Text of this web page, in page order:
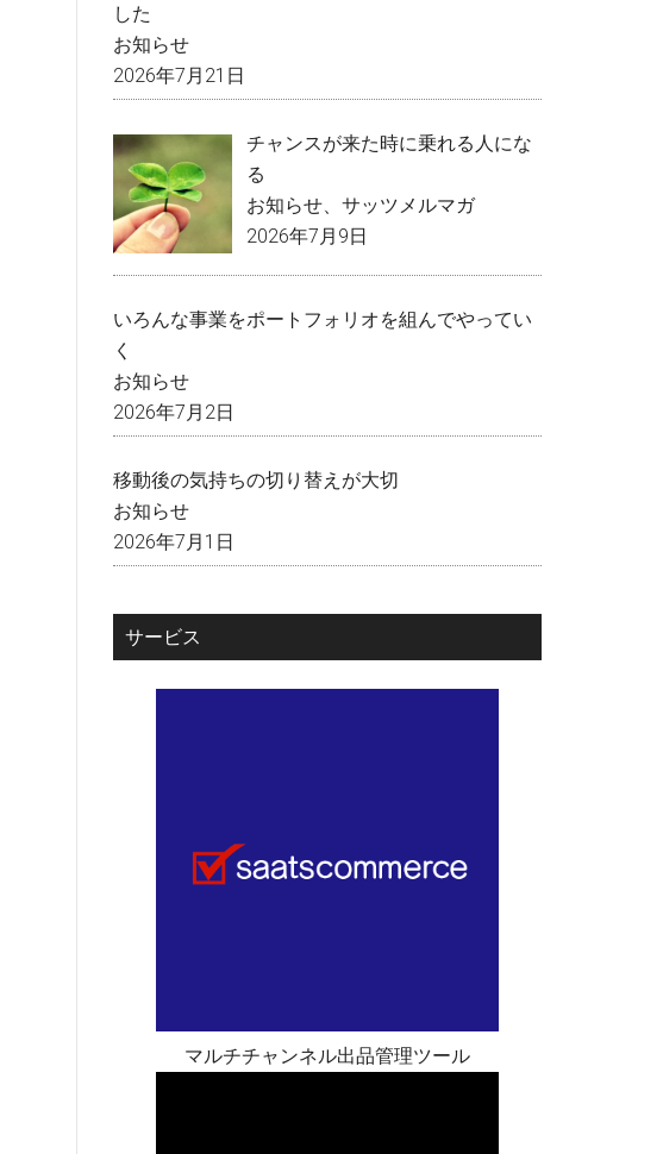
した
お知らせ
2026年7月21日
チャンスが来た時に乗れる人にな
る
お知らせ
サッツメルマガ
2026年7月9日
いろんな事業をポートフォリオを組んでやってい
く
お知らせ
2026年7月2日
移動後の気持ちの切り替えが大切
お知らせ
2026年7月1日
サービス
マルチチャンネル出品管理ツール